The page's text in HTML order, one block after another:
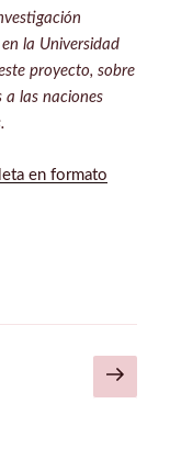
la Universidad
proyecto, sobre
a las naciones
en formato